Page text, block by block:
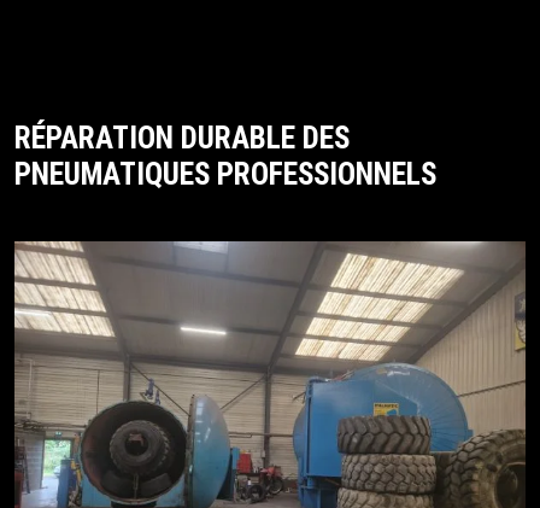
RÉPARATION DURABLE DES
PNEUMATIQUES PROFESSIONNELS